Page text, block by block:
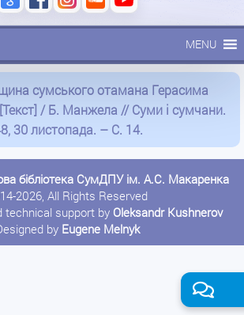
MENU
сумського отамана Герасима
/ Б. Манжела // Суми і сумчани.
30 листопада. – С. 14.
бібліотека СумДПУ ім. А.С. Макаренка
2026, All Rights Reserved
technical support by Oleksandr Kushnerov
by Eugene Melnyk